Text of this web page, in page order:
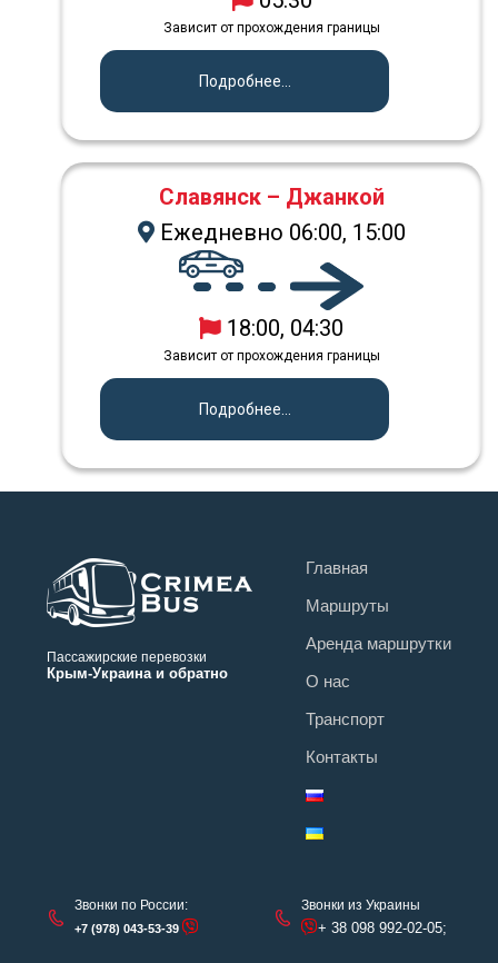
Зависит от прохождения границы
Подробнее...
Славянск – Джанкой
Ежедневно 06:00, 15:00
18:00, 04:30
Зависит от прохождения границы
Подробнее...
Пассажирские перевозки
Крым-Украина и обратно
Главная
Маршруты
Аренда маршрутки
О нас
Транспорт
Контакты
Звонки по России:
+7 (978) 043-53-39
Звонки из Украины
+ 38 098 992-02-05;